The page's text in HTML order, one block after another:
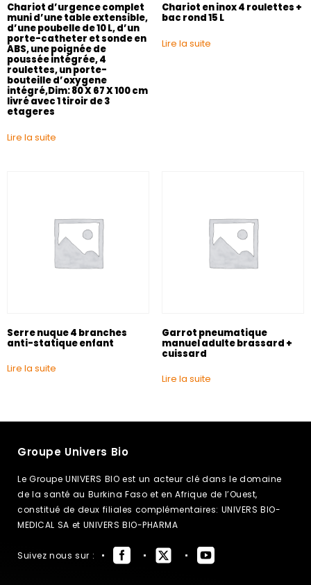
Chariot d’urgence complet
muni d’une table extensible,
d’une poubelle de 10 L, d’un
porte-catheter et sonde en
ABS, une poignée de
poussée intégrée, 4
roulettes, un porte-
bouteille d’oxygene
intégré,Dim: 80 X 67 X 100 cm
livré avec 1 tiroir de 3
etageres
Lire la suite
Chariot en inox 4 roulettes +
bac rond 15 L
Lire la suite
Serre nuque 4 branches
anti-statique enfant
Lire la suite
Garrot pneumatique
manuel adulte brassard +
cuissard
Lire la suite
Groupe Univers Bio
Le Groupe UNIVERS BIO est un acteur clé dans le domaine
de la santé au Burkina Faso et en Afrique de l’Ouest,
constitué de deux filiales complémentaires: UNIVERS BIO-
MEDICAL SA et UNIVERS BIO-PHARMA
Suivez nous sur :